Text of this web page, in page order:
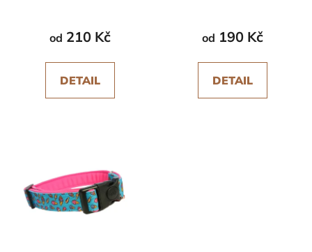
od 210 Kč
DETAIL
od 190 Kč
DETAIL